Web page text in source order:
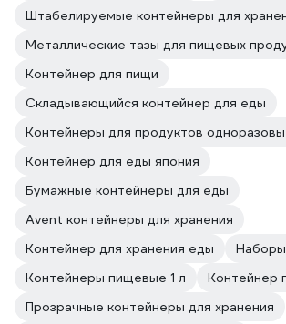
Штабелируемые контейнеры для
Металлические тазы для пищевых
Контейнер для пищи
Складывающийся контейнер для еды
Контейнеры для продуктов
Контейнер для еды япония
Бумажные контейнеры для еды
Avent контейнеры для хранения
Контейнер для хранения еды
Контейнеры пищевые 1 л
Контейнер
Прозрачные контейнеры для хранения